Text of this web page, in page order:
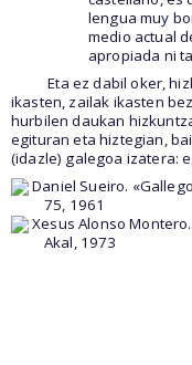
lengua muy
medio actual
apropiada ni
Eta ez dabil oker,
ikasten, zailak ikasten
hurbilen daukan
egituran eta hiztegian,
(idazle) galegoa izatera:
Daniel Sueiro.
75, 1961
Xesus Alonso Montero.
Akal, 1973